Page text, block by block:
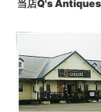
当店Q's Antiques